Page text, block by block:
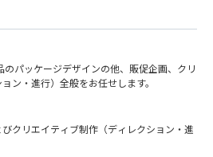
るための高度な営業戦略（販路拡大、プロ
実行。
説得力のあるプレゼンテーションを行い、
明確に伝え、店頭及びオンラインサイトで
続的にモニタリング・改善し、データに基
現。
して、知識共有や戦略的な指導を行い、チ
業の上、質の高い販売予測をたて、OPチー
動すると同時に、特にUnhealthyと言われ
パッケージデザインの他、販促企画、クリ
ン・進行）全般をお任せします。
クリエイティブ制作（ディレクション・進